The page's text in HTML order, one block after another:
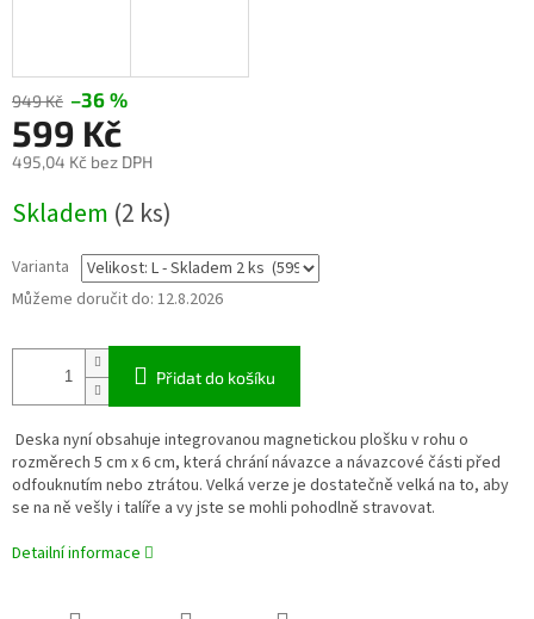
949 Kč –36 %
599 Kč
495,04 Kč bez DPH
cena:
Skladem (2 ks)
Varianta
Můžeme doručit do: 12.8.2026
Přidat do košíku
Deska nyní obsahuje integrovanou magnetickou plošku v rohu o
rozměrech 5 cm x 6 cm, která chrání návazce a návazcové části před
odfouknutím nebo ztrátou. Velká verze je dostatečně velká na to, aby
se na ně vešly i talíře a vy jste se mohli pohodlně stravovat.
Detailní informace